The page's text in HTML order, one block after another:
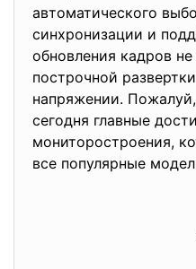
автоматического
синхронизации и
обновления кадров
построчной
напряжении.
сегодня главные
мониторостроения,
все популярные